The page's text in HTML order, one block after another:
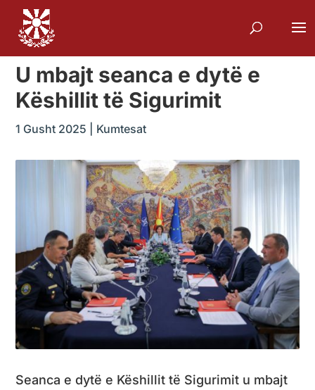
U mbajt seanca e dytë e
Këshillit të Sigurimit
1 Gusht 2025 Kumtesat
Seanca e dytë e Këshillit të Sigurimit u mbajt